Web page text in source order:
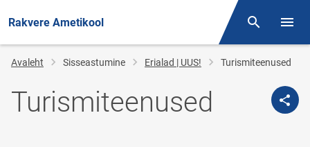
Rakvere Ametikool Otsing
Jälglink
Avaleht Sisseastumine Erialad | UUS! Turismiteenused
Turismiteenused